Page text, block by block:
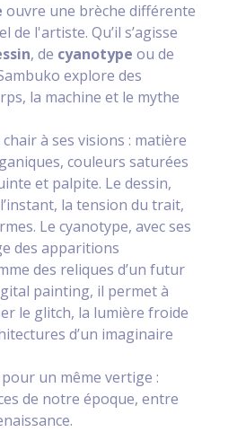
ouvre une brèche différente
de l'artiste. Qu’il s’agisse
, de cyanotype ou de
explore des
la machine et le mythe
à ses visions : matière
couleurs saturées
et palpite. Le dessin,
la tension du trait,
Le cyanotype, avec ses
des apparitions
des reliques d’un futur
painting, il permet à
le glitch, la lumière froide
d’un imaginaire
un même vertige :
de notre époque, entre